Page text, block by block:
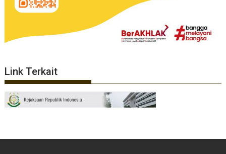
Link Terkait